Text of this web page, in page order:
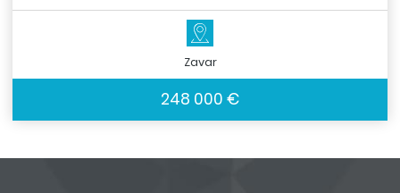
Zavar
248 000 €